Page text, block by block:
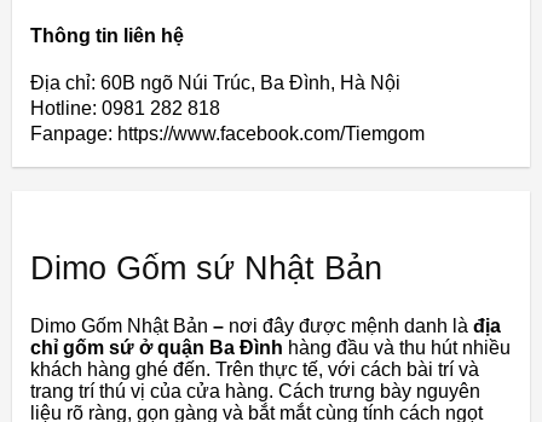
Thông tin liên hệ
Địa chỉ: 60B ngõ Núi Trúc, Ba Đình, Hà Nội
Hotline: 0981 282 818
Fanpage: https://www.facebook.com/Tiemgom
Dimo Gốm sứ Nhật Bản
Dimo Gốm Nhật Bản – nơi đây được mệnh danh là địa
chỉ gốm sứ ở quận Ba Đình hàng đầu và thu hút nhiều
khách hàng ghé đến. Trên thực tế, với cách bài trí và
trang trí thú vị của cửa hàng. Cách trưng bày nguyên
liệu rõ ràng, gọn gàng và bắt mắt cùng tính cách ngọt